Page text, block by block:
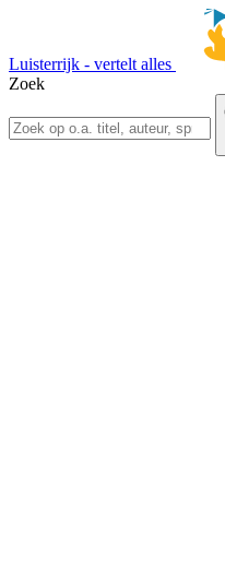
Luisterrijk - vertelt alles
Zoek